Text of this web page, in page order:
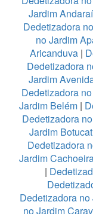
Jardim Andaraí
Dedetizadora
no Jardim
Aricanduva|
Dedetizadora
Jardim
Dedetizadora
Jardim Belém|
Dedetizadora
Jardim
Dedetizadora
Jardim
|
Dedetizadora
no Jardim